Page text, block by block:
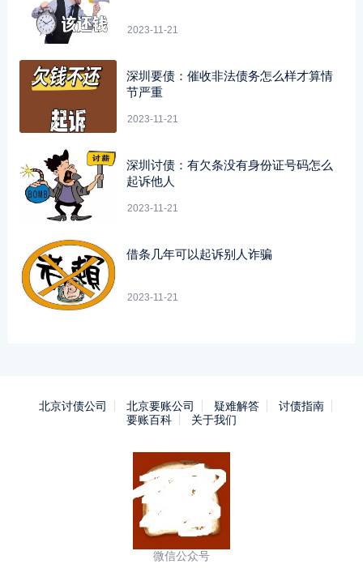
2023-11-21
深圳要债：催收非法债务怎么样才算情
节严重
2023-11-21
深圳讨债：有欠条没有身份证号码怎么
起诉他人
2023-11-21
借条几年可以起诉别人诈骗
2023-11-21
北京讨债公司 北京要账公司 疑难解答
讨债指南
要账百科
关于我们
微信公众号